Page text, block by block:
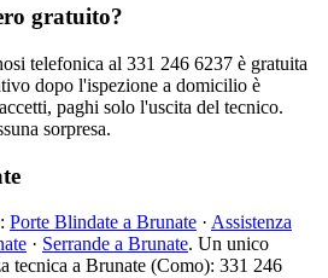
gratuito?
telefonica al 331 246 6237 è gratuita
dopo l'ispezione a domicilio è
paghi solo l'uscita del tecnico.
sorpresa.
Porte Blindate a Brunate · Assistenza
· Serrande a Brunate. Un unico
tecnica a Brunate (Como): 331 246